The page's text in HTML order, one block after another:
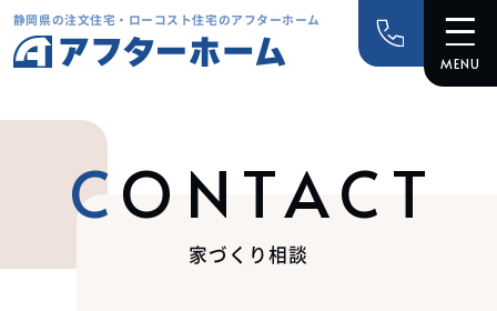
静岡県の注文住宅・ローコスト住宅のアフターホーム
CONTACT
家づくり相談